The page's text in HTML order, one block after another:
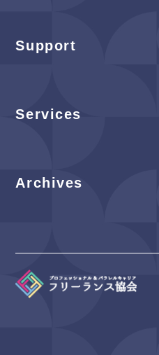
Support
Services
Archives